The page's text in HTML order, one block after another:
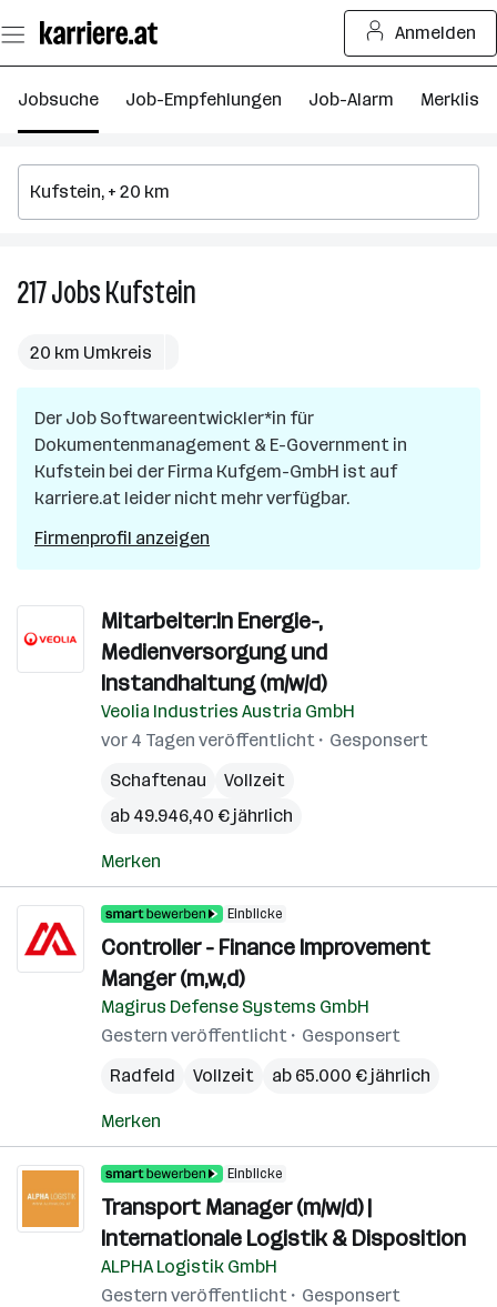
Seiteninhalt
springen
Anmelden
Jobsuche Job-Empfehlungen Job-Alarm Merkliste
217JobsKufstein
20 km Umkreis
Der Job Softwareentwickler*in für
Dokumentenmanagement & E-Government in
Kufstein bei der Firma Kufgem-GmbH ist auf
karriere.at leider nicht mehr verfügbar.
Firmenprofil anzeigen
Mitarbeiter:in Energie-,
Medienversorgung und
Instandhaltung (m/w/d)
Veolia Industries Austria GmbH
vor 4 Tagen veröffentlicht
Gesponsert
Schaftenau
Vollzeit
ab 49.946,40 € jährlich
Merken
Einblicke
Controller - Finance Improvement
Manger (m,w,d)
Magirus Defense Systems GmbH
Gestern veröffentlicht
Gesponsert
Radfeld
Vollzeit ab 65.000 € jährlich
Merken
Einblicke
Transport Manager (m/w/d) |
Internationale Logistik & Disposition
ALPHA Logistik GmbH
Gestern veröffentlicht
Gesponsert